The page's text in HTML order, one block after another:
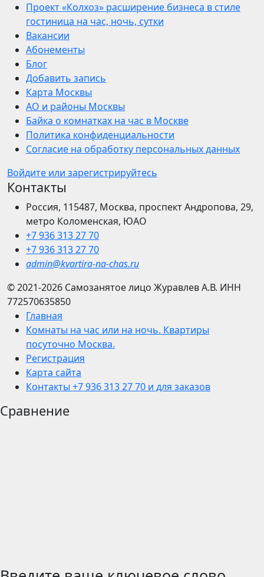
Проект «Колхоз» расширение бизнеса в стиле
гостиница на час, ночь, сутки
Вакансии
Абонементы
Блог
Добавить запись
Карта Москвы
АО и районы Москвы
Байка о комнатках на час в Москве
Политика конфиденциальности
Согласие на обработку персональных данных
Войдите или зарегистрируйтесь
Контакты
Россия, 115487, Москва, проспект Андропова, 29,
метро Коломенская, ЮАО
+7 936 313 27 70
+7 936 313 27 70
admin@kvartira-na-chas.ru
© 2021-2026 Самозанятое лицо Журавлев А.В. ИНН
772570635850
Главная
Комнаты на час или на ночь. Квартиры
посуточно Москва.
Регистрация
Карта сайта
Контакты +7 936 313 27 70 и для заказов
Сравнение